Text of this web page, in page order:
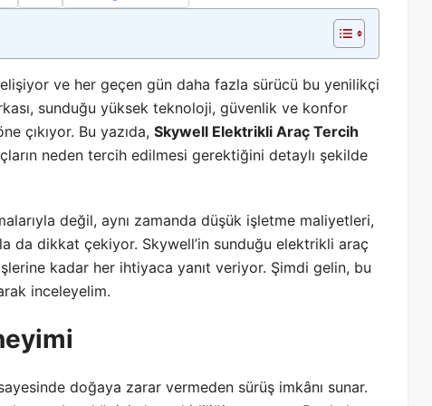
ve her geçen gün daha fazla sürücü bu yenilikçi
sunduğu yüksek teknoloji, güvenlik ve konfor
çıkıyor. Bu yazıda, Skywell Elektrikli Araç Tercih
neden tercih edilmesi gerektiğini detaylı şekilde
değil, aynı zamanda düşük işletme maliyetleri,
da dikkat çekiyor. Skywell’in sunduğu elektrikli araç
kadar her ihtiyaca yanıt veriyor. Şimdi gelin, bu
inceleyelim.
doğaya zarar vermeden sürüş imkânı sunar.